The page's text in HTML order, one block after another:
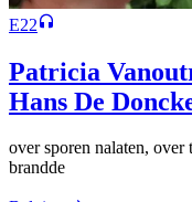
E22
Patricia
Hans De
over sporen nalaten, over
brandde